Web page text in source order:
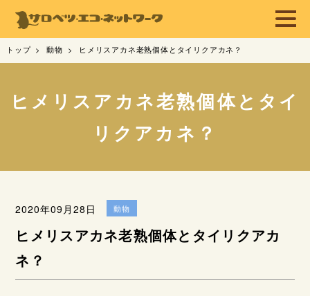
トップ 動物 ヒメリスアカネ老熟個体とタイリクアカネ？
ヒメリスアカネ老熟個体とタイ
リクアカネ？
2020年09月28日 動物
ヒメリスアカネ老熟個体とタイリクアカ
ネ？